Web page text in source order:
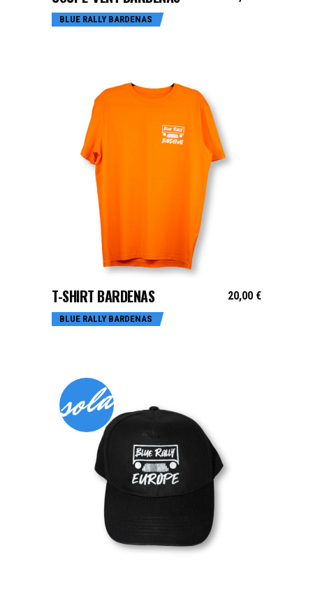
BLUE RALLY BARDENAS
CHOIX DES OPTIONS
T-SHIRT BARDENAS 20,00 €
BLUE RALLY BARDENAS
sold